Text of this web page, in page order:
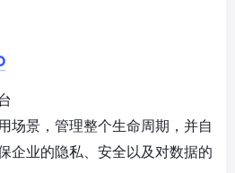
场景，管理整个生命周期，并自
企业的隐私、安全以及对数据的